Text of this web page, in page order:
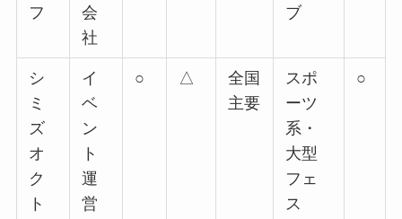
フ
会
社
ブ
シ
ミ
ズ
オ
ク
ト
イ
ベ
ン
ト
運
営
○ △
全国
主要
スポ
ーツ
系・
大型
フェ
ス
○